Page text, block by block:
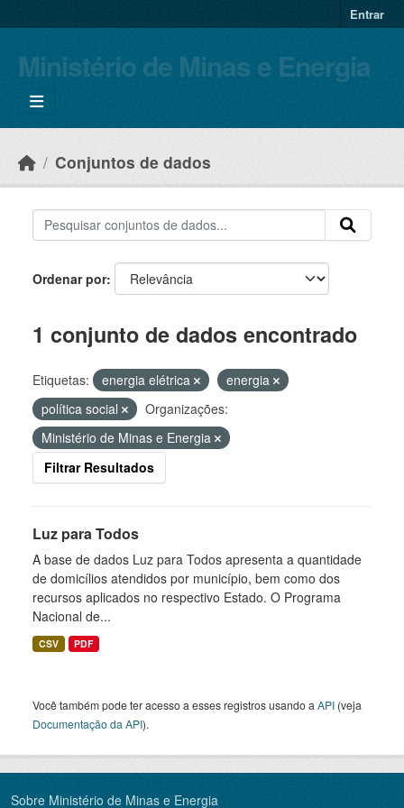
Entrar
Ministério de Minas e Energia
Conjuntos de dados
Ordenar por
1 conjunto de dados encontrado
Etiquetas: energia elétrica
energia
política social
Organizações:
Ministério de Minas e Energia
Filtrar Resultados
Luz para Todos
A base de dados Luz para Todos apresenta a quantidade
de domicílios atendidos por município, bem como dos
recursos aplicados no respectivo Estado. O Programa
Nacional de...
CSV PDF
Você também pode ter acesso a esses registros usando a API (veja
Documentação da API).
Sobre Ministério de Minas e Energia